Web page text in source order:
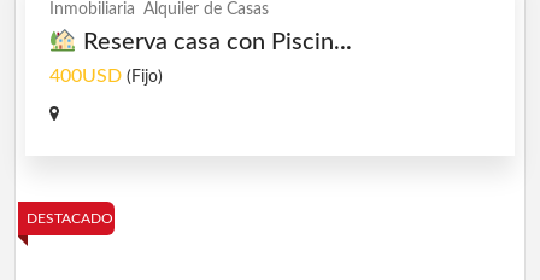
Inmobiliaria Alquiler de Casas
Reserva casa con Piscin...
400USD (Fijo)
DESTACADO